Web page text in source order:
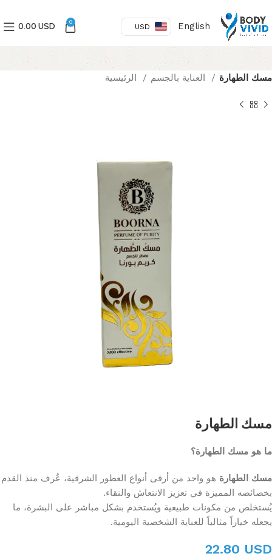
English
USD
0
0.00 USD
مسك الطهارة
مسك الطهارة
ما هو مسك الطهارة؟
مسك الطهارة هو واحد من أرقى أنواع العطور الشرقية، عُرف منذ القدم
بخصائصه المميزة في تعزيز الانتعاش والنقاء.
يُستخلص من مكونات طبيعية ويُستخدم بشكل مباشر على البشرة، ما
يجعله خياراً مثالياً للعناية الشخصية اليومية.
22.80 USD